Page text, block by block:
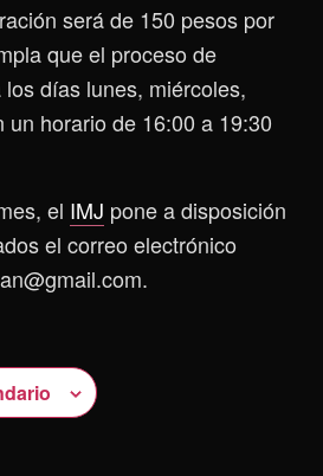
será de 150 pesos por
que el proceso de
días lunes, miércoles,
un horario de 16:00 a 19:30
el IMJ pone a disposición
el correo electrónico